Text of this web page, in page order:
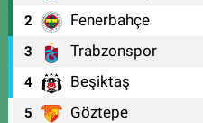
2 Fenerbahçe
3 Trabzonspor
4 Beşiktaş
5 Göztepe